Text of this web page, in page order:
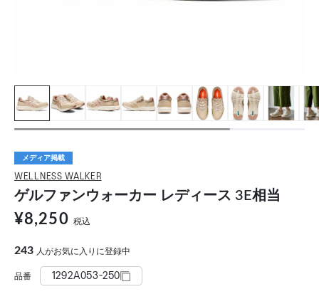
メディア掲載
WELLNESS WALKER
ゲルファンウォーカー レディース 3E相当
¥8,250 税込
243 人がお気に入りに登録中
品番 1292A053-250